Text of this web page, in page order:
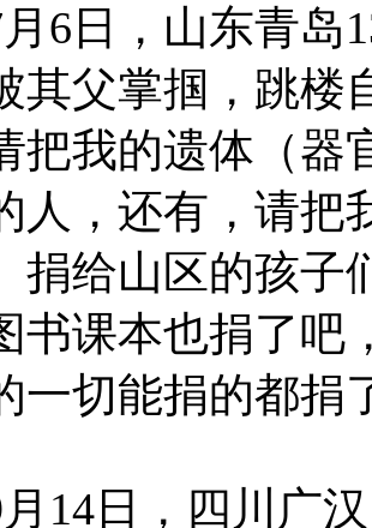
月6日，山东青
其父掌掴，跳楼
把我的遗体（器
人，还有，请把
捐给山区的孩子
书课本也捐了吧
一切能捐的都捐
月14日，四川广